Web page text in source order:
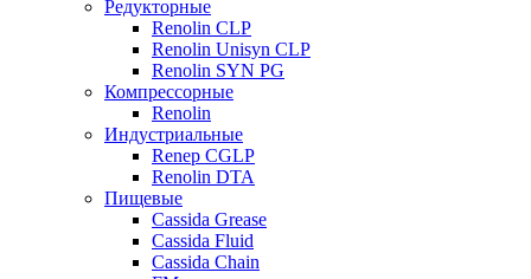
Редукторные
Renolin CLP
Renolin Unisyn CLP
Renolin SYN PG
Компрессорные
Renolin
Индустриальные
Renep CGLP
Renolin DTA
Пищевые
Cassida Grease
Cassida Fluid
Cassida Chain